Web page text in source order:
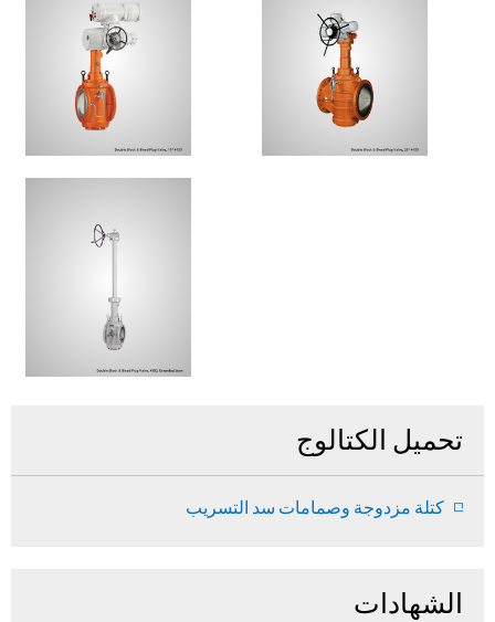
تحميل الكتالوج
كتلة مزدوجة وصمامات سد التسريب
الشهادات